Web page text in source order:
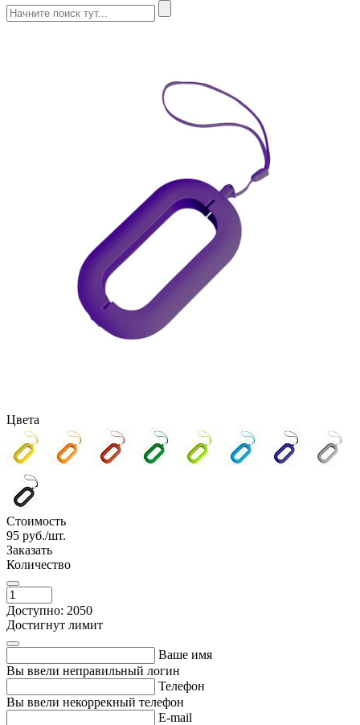
Цвета
Стоимость
95 руб./шт.
Заказать
Количество
Доступно: 2050
Достигнут лимит
Ваше имя
Вы ввели неправильный логин
Телефон
Вы ввели некоррекный телефон
E-mail